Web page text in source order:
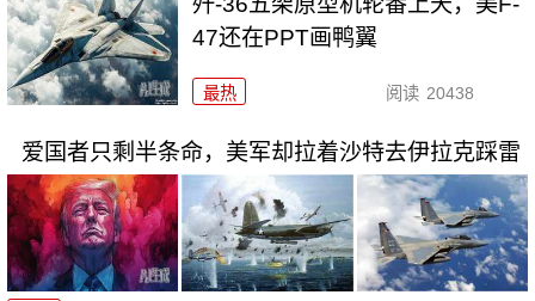
47还在PPT画鸭翼
最热 阅读 20438
爱国者只剩半条命，美军却拉着沙特去伊拉克踩雷